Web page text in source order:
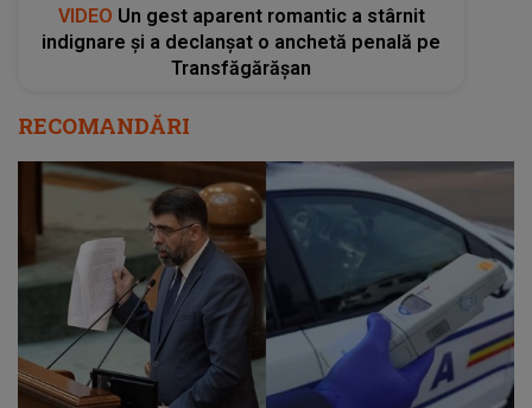
VIDEO Un gest aparent romantic a stârnit
indignare și a declanșat o anchetă penală pe
Transfăgărășan
RECOMANDĂRI